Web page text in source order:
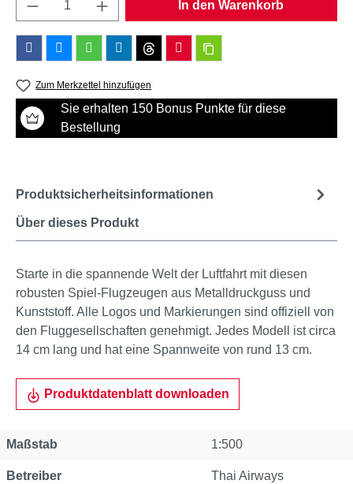
In den Warenkorb
Zum Merkzettel hinzufügen
Sie erhalten 150 Bonus Punkte für diese
Bestellung
Über dieses Produkt
Produktsicherheitsinformationen
Starte in die spannende Welt der Luftfahrt mit diesen
robusten Spiel-Flugzeugen aus Metalldruckguss und
Kunststoff. Alle Logos und Markierungen sind offiziell von
den Fluggesellschaften genehmigt. Jedes Modell ist circa
14 cm lang und hat eine Spannweite von rund 13 cm.
Produktdatenblatt downloaden
Eigenschaft
Maßstab 1:500
Betreiber Thai Airways